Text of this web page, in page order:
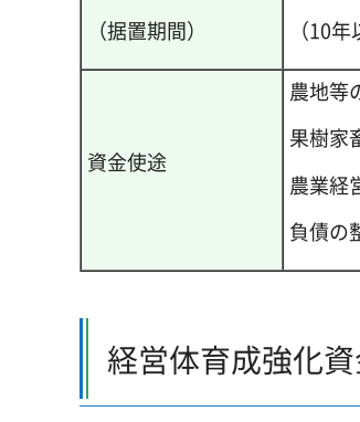
（据置期間）
（10年
資金使途
農地等
果樹家
農業経
負債の
経営体育成強化